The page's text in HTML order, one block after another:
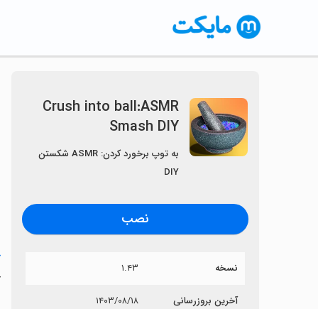
Crush into ball:ASMR
Smash DIY
به توپ برخورد کردن: ASMR شکستن
DIY
نصب
نسخه ۱.۴۳
آخرین بروزرسانی ۱۴۰۳/۰۸/۱۸